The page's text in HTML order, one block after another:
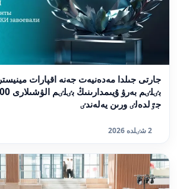
جارتى جىلدا مەدەنيەت جەنە اقپارات
جٷلدەلٸ ورىن يەلەندٸ
2 شٸلدە 2026